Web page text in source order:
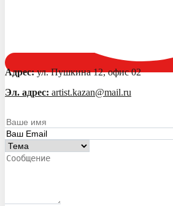
Адрес:ул. Пушкина 12, офис 02
Эл. адрес: artist.kazan@mail.ru